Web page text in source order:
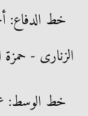
خط الدفاع:
الزنارى - حمزة
خط الوسط: